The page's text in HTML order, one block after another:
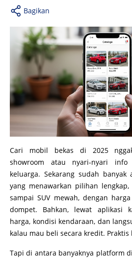
Bagikan
Cari mobil bekas di 2025
showroom atau nyari-nyari
keluarga. Sekarang sudah
yang menawarkan pilihan
sampai SUV mewah, dengan
dompet. Bahkan, lewat aplikasi
harga, kondisi kendaraan, dan
kalau mau beli secara kredit. Praktis
Tapi di antara banyaknya platform